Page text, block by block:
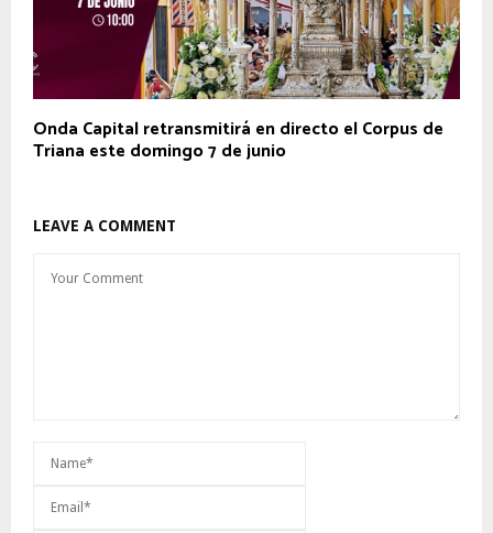
Onda Capital retransmitirá en directo el Corpus de
Triana este domingo 7 de junio
LEAVE A COMMENT